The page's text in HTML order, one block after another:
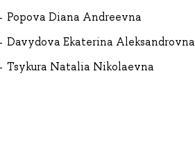
Popova Diana Andreevna
Davydova Ekaterina Aleksandrovna
Tsykura Natalia Nikolaevna